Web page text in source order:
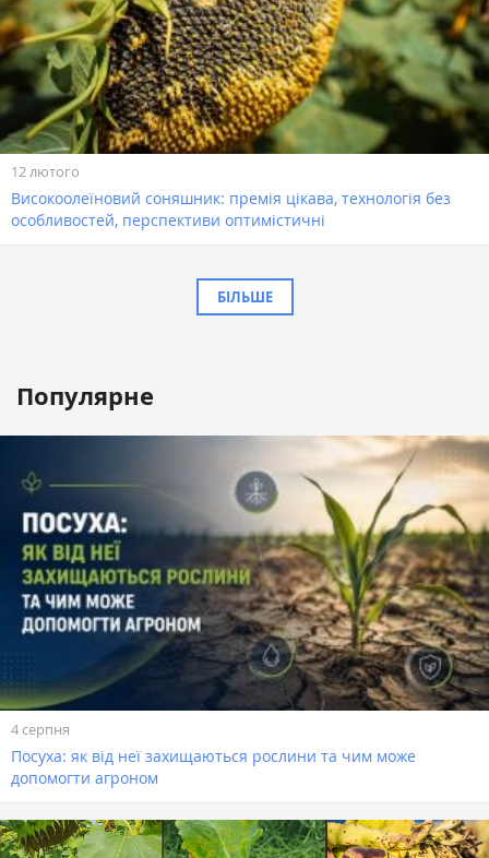
12 лютого
Високоолеїновий соняшник: премія цікава, технологія без
особливостей, перспективи оптимістичні
БІЛЬШЕ
Популярне
4 серпня
Посуха: як від неї захищаються рослини та чим може
допомогти агроном